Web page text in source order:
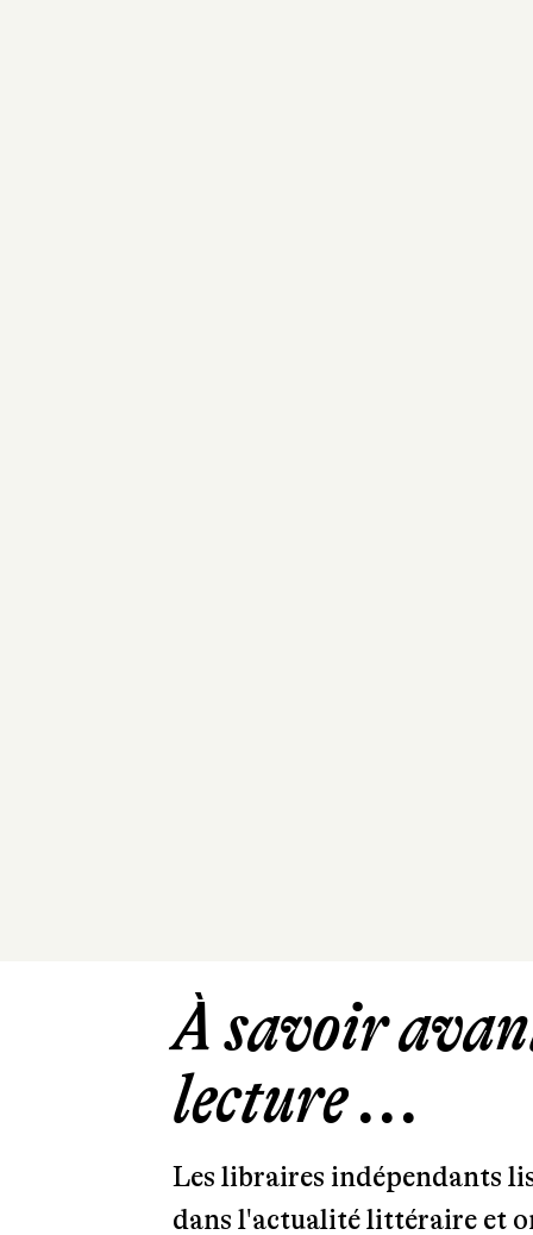
À savoir
lecture ...
Les libraires indépendants
dans l'actualité littéraire et